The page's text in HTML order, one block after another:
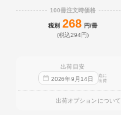
100冊注文時価格
税別 268 円/冊
(税込294円)
出荷目安
2026年9 月 14日
迄に
出荷
出荷オプションについて